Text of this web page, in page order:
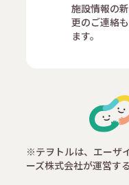
施設情報の
更のご連絡
ます。
※テヲトルは、エーザ
ーズ株式会社が運営す